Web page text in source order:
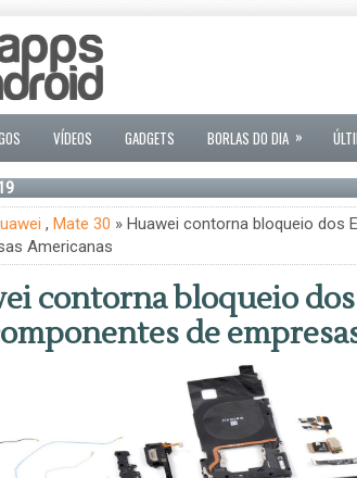
VÍDEOS GADGETS BORLAS DO DIA »
, Mate 30 » Huawei contorna bloqueio dos
Americanas
contorna bloqueio
de